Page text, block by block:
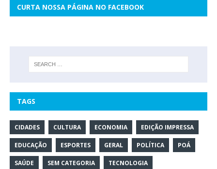
CURTA NOSSA PÁGINA NO FACEBOOK
TAGS
CIDADES CULTURA ECONOMIA EDIÇÃO IMPRESSA
EDUCAÇÃO ESPORTES GERAL POLÍTICA POÁ
SAÚDE SEM CATEGORIA TECNOLOGIA